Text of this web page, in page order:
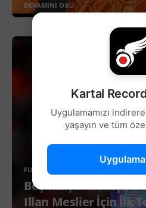
DEVAMINI OKU
FUTBOL
Beşiktaş’tan Sürpriz
Illan Meslier İçin İlk
Kartal
Uygulamamızı
yaşayın ve tüm